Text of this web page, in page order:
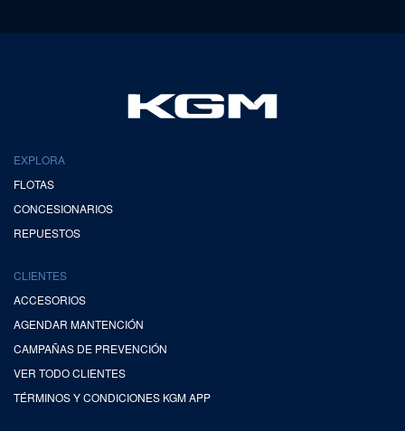
EXPLORA
FLOTAS
CONCESIONARIOS
REPUESTOS
CLIENTES
ACCESORIOS
AGENDAR MANTENCIÓN
CAMPAÑAS DE PREVENCIÓN
VER TODO CLIENTES
TÉRMINOS Y CONDICIONES KGM APP